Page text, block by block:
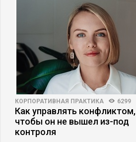
КОРПОРАТИВНАЯ ПРАКТИКА 6299
Как управлять конфликтом,
чтобы он не вышел из-под
контроля